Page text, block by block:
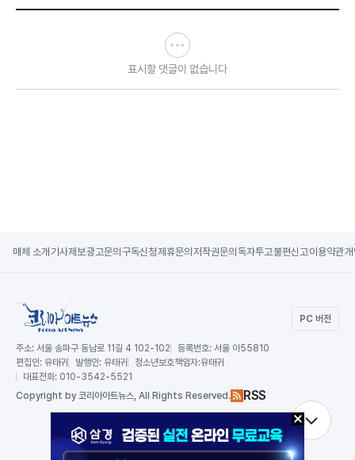
표시할 댓글이 없습니다
매체 소개 기사제보광고문의 구독신청제휴문의 저작권문의 독자투고불편신고이용약관
PC 버전
주소: 서울 송파구 동남로 11길 4 102-102 등록번호: 서울 아55810
편집인: 유태귀 발행인: 유태귀 청소년보호책임자:유태귀
대표전화: 010-3542-5521
Copyright by 코리아아트뉴스, All Rights Reserved. RSS